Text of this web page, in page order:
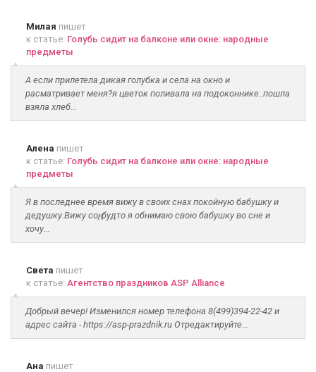
Милая пишет
к статье: Голубь сидит на балконе или окне: народные
предметы
А если прилетела дикая голубка и села на окно и
расматривает меня?я цветок поливала на подоконнике..пошла
взяла хлеб...
Алена пишет
к статье: Голубь сидит на балконе или окне: народные
предметы
Я в последнее время вижу в своих снах покойную бабушку и
дедушку.Вижу соң, будто я обнимаю свою бабушку во сне и
хочу...
Света пишет
к статье: Агентство праздников ASP Alliance
Добрый вечер! Изменился номер телефона 8(499)394-22-42 и
адрес сайта - https://asp-prazdnik.ru Отредактируйте...
Ана пишет